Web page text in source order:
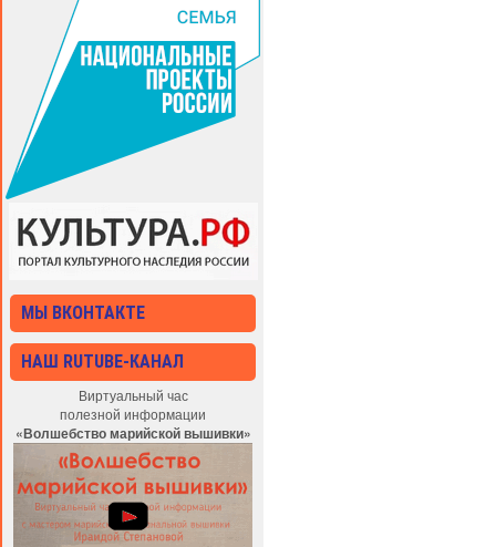
МЫ ВКОНТАКТЕ
НАШ RUTUBE-КАНАЛ
Виртуальный час
полезной информации
«Волшебство марийской вышивки»